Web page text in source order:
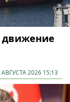
движение
АВГУСТА 2026 15:13